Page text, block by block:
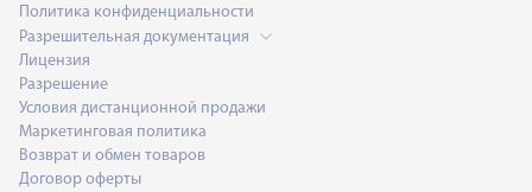
Политика конфиденциальности
Разрешительная документация
Лицензия
Разрешение
Условия дистанционной продажи
Маркетинговая политика
Возврат и обмен товаров
Договор оферты